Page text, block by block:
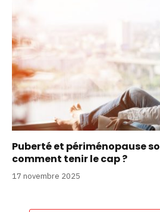
Puberté et périménopause
comment tenir le cap ?
17 novembre 2025